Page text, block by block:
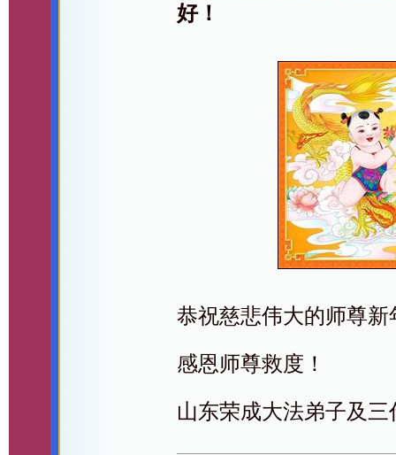
好！
恭祝慈悲伟大的师尊新
感恩师尊救度！
山东荣成大法弟子及